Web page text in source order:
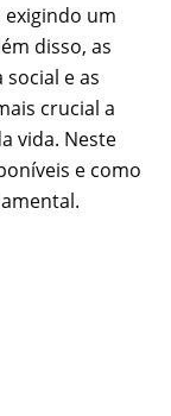
um
disso, as
e as
crucial a
vida. Neste
e como